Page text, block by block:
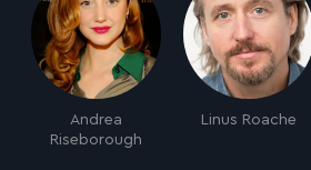
Andrea
Riseborough
Linus Roache